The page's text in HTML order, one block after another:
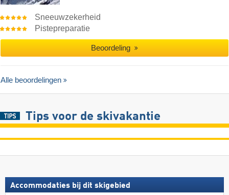
Sneeuwzekerheid
Pistepreparatie
Beoordeling
Alle beoordelingen
Tips voor de skivakantie
Accommodaties bij dit skigebied